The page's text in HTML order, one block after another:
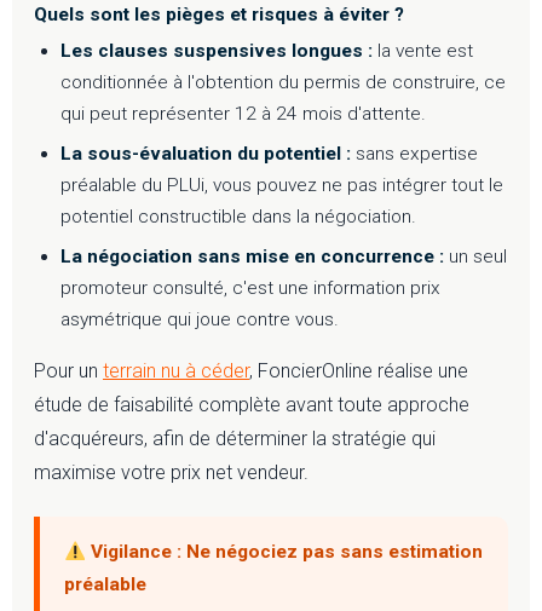
Quels sont les pièges et risques à éviter ?
Les clauses suspensives longues : la vente est
conditionnée à l'obtention du permis de construire, ce
qui peut représenter 12 à 24 mois d'attente.
La sous-évaluation du potentiel : sans expertise
préalable du PLUi, vous pouvez ne pas intégrer tout le
potentiel constructible dans la négociation.
La négociation sans mise en concurrence : un seul
promoteur consulté, c'est une information prix
asymétrique qui joue contre vous.
Pour un terrain nu à céder, FoncierOnline réalise une
étude de faisabilité complète avant toute approche
d'acquéreurs, afin de déterminer la stratégie qui
maximise votre prix net vendeur.
Vigilance : Ne négociez pas sans estimation
préalable